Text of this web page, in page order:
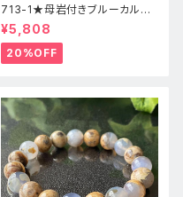
713-1★母岩付きブルーカルセ
ドニー【高品質】天然石ブレスレ
ットパワーストーン
¥5,808
20%OFF